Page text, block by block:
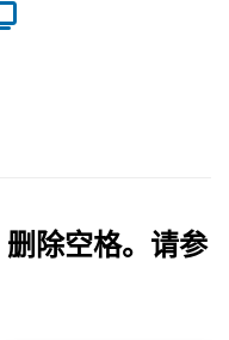
删除空格。请参